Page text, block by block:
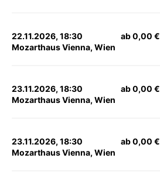
22.11.2026, 18:30
Mozarthaus Vienna, Wien
ab 0,00 €
23.11.2026, 18:30
Mozarthaus Vienna, Wien
ab 0,00 €
23.11.2026, 18:30
Mozarthaus Vienna, Wien
ab 0,00 €